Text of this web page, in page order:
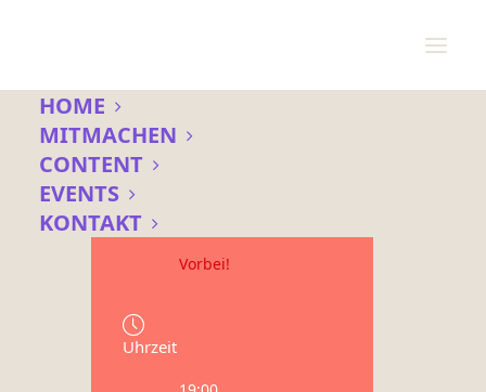
HOME
MITMACHEN
CONTENT
EVENTS
KONTAKT
Datum
Vorbei!
Uhrzeit